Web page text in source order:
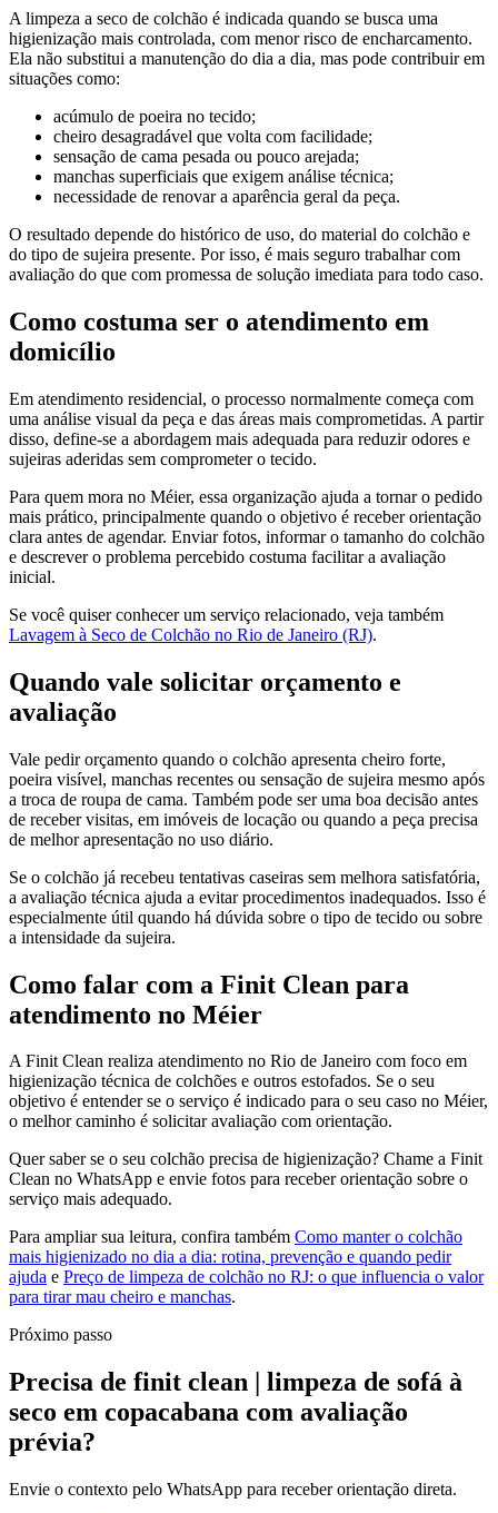
A limpeza a seco de colchão é indicada quando se busca uma
higienização mais controlada, com menor risco de encharcamento.
Ela não substitui a manutenção do dia a dia, mas pode contribuir em
situações como:
acúmulo de poeira no tecido;
cheiro desagradável que volta com facilidade;
sensação de cama pesada ou pouco arejada;
manchas superficiais que exigem análise técnica;
necessidade de renovar a aparência geral da peça.
O resultado depende do histórico de uso, do material do colchão e
do tipo de sujeira presente. Por isso, é mais seguro trabalhar com
avaliação do que com promessa de solução imediata para todo caso.
Como costuma ser o atendimento em
domicílio
Em atendimento residencial, o processo normalmente começa com
uma análise visual da peça e das áreas mais comprometidas. A partir
disso, define-se a abordagem mais adequada para reduzir odores e
sujeiras aderidas sem comprometer o tecido.
Para quem mora no Méier, essa organização ajuda a tornar o pedido
mais prático, principalmente quando o objetivo é receber orientação
clara antes de agendar. Enviar fotos, informar o tamanho do colchão
e descrever o problema percebido costuma facilitar a avaliação
inicial.
Se você quiser conhecer um serviço relacionado, veja também
Lavagem à Seco de Colchão no Rio de Janeiro (RJ).
Quando vale solicitar orçamento e
avaliação
Vale pedir orçamento quando o colchão apresenta cheiro forte,
poeira visível, manchas recentes ou sensação de sujeira mesmo após
a troca de roupa de cama. Também pode ser uma boa decisão antes
de receber visitas, em imóveis de locação ou quando a peça precisa
de melhor apresentação no uso diário.
Se o colchão já recebeu tentativas caseiras sem melhora satisfatória,
a avaliação técnica ajuda a evitar procedimentos inadequados. Isso é
especialmente útil quando há dúvida sobre o tipo de tecido ou sobre
a intensidade da sujeira.
Como falar com a Finit Clean para
atendimento no Méier
A Finit Clean realiza atendimento no Rio de Janeiro com foco em
higienização técnica de colchões e outros estofados. Se o seu
objetivo é entender se o serviço é indicado para o seu caso no Méier,
o melhor caminho é solicitar avaliação com orientação.
Quer saber se o seu colchão precisa de higienização? Chame a Finit
Clean no WhatsApp e envie fotos para receber orientação sobre o
serviço mais adequado.
Para ampliar sua leitura, confira também Como manter o colchão
mais higienizado no dia a dia: rotina, prevenção e quando pedir
ajuda e Preço de limpeza de colchão no RJ: o que influencia o valor
para tirar mau cheiro e manchas.
Próximo passo
Precisa de finit clean | limpeza de sofá à
seco em copacabana com avaliação
prévia?
Envie o contexto pelo WhatsApp para receber orientação direta.